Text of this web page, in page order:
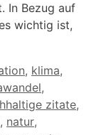
In Bezug auf
wichtig ist,
, klima,
,
zitate,
, natur,